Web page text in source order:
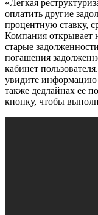
«Легкая
оплатить другие
процентную ставку,
Компания
старые
погашения
кабинет
увидите информацию
также дедлайнах ее
кнопку, чтобы